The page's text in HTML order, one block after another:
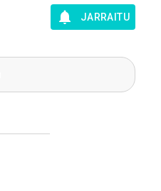
JARRAITU